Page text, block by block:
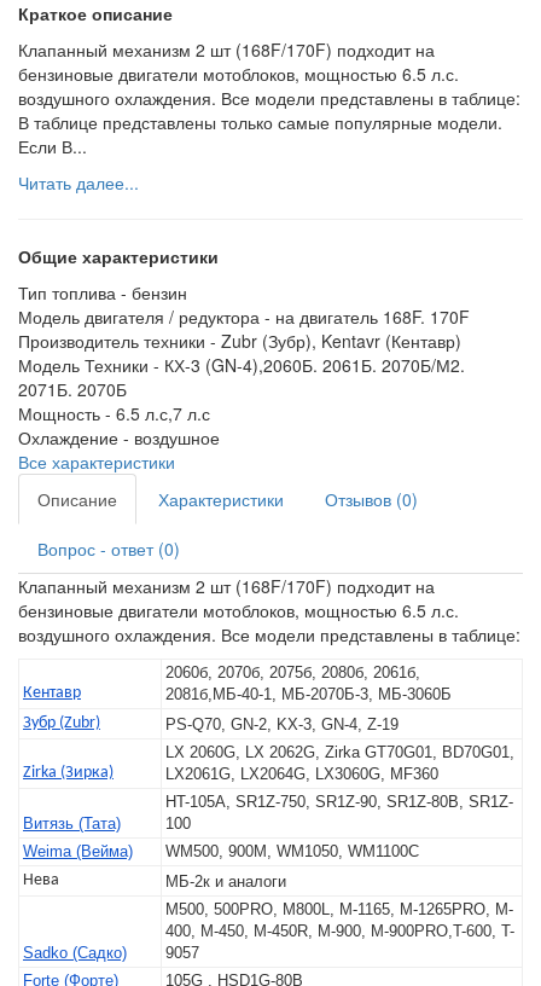
Краткое описание
Клапанный механизм 2 шт (168F/170F) подходит на
бензиновые двигатели мотоблоков, мощностью 6.5 л.с.
воздушного охлаждения. Все модели представлены в таблице:
В таблице представлены только самые популярные модели.
Если В...
Читать далее...
Общие характеристики
Тип топлива - бензин
Модель двигателя / редуктора - на двигатель 168F. 170F
Производитель техники - Zubr (Зубр), Kentavr (Кентавр)
Модель Техники - КХ-3 (GN-4),2060Б. 2061Б. 2070Б/М2.
2071Б. 2070Б
Мощность - 6.5 л.с,7 л.с
Охлаждение - воздушное
Все характеристики
Описание
Характеристики Отзывов (0)
Вопрос - ответ (0)
Клапанный механизм 2 шт (168F/170F) подходит на
бензиновые двигатели мотоблоков, мощностью 6.5 л.с.
воздушного охлаждения. Все модели представлены в таблице:
Кентавр
2060б, 2070б, 2075б, 2080б, 2061б,
2081б,МБ-40-1, МБ-2070Б-3, МБ-3060Б
Зубр (Zubr)
PS-Q70, GN-2, KX-3, GN-4, Z-19
Zirka (Зирка)
LX 2060G, LX 2062G, Zirka GT70G01, BD70G01,
LX2061G, LX2064G, LX3060G, MF360
Витязь (Тата)
HT-105A, SR1Z-750, SR1Z-90, SR1Z-80B, SR1Z-
100
Weima (Вейма)
WM500, 900M, WM1050, WM1100C
Нева
МБ-2к и аналоги
Sadko (Садко)
M500, 500PRO, M800L, M-1165, M-1265PRO, M-
400, M-450, M-450R, M-900, M-900PRO,T-600, T-
9057
Forte (Форте)
105G , HSD1G-80B